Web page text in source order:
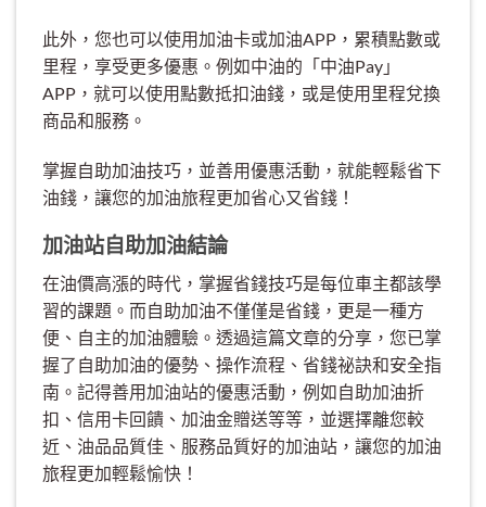
此外，您也可以使用加油卡或加油APP，累積點數或
里程，享受更多優惠。例如中油的「中油Pay」
APP，就可以使用點數抵扣油錢，或是使用里程兌換
商品和服務。
掌握自助加油技巧，並善用優惠活動，就能輕鬆省下
油錢，讓您的加油旅程更加省心又省錢！
加油站自助加油結論
在油價高漲的時代，掌握省錢技巧是每位車主都該學
習的課題。而自助加油不僅僅是省錢，更是一種方
便、自主的加油體驗。透過這篇文章的分享，您已掌
握了自助加油的優勢、操作流程、省錢祕訣和安全指
南。記得善用加油站的優惠活動，例如自助加油折
扣、信用卡回饋、加油金贈送等等，並選擇離您較
近、油品品質佳、服務品質好的加油站，讓您的加油
旅程更加輕鬆愉快！